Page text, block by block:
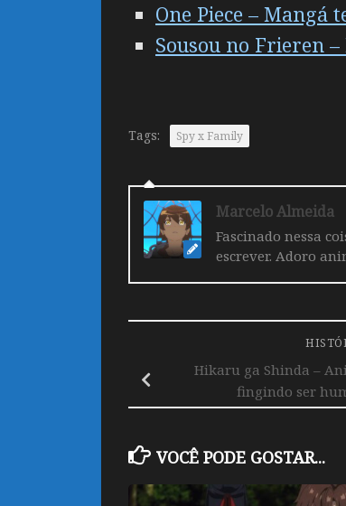
One Piece – Mangá
Sousou no Frieren
Tags: Spy x Family
Marcelo Almeida
Fascinado nessa
escrever. Adoro
Hikaru ga Shinda –
fingindo ser
VOCÊ PODE GOSTAR...